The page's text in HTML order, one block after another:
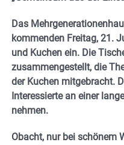
Das
kommenden Freitag, 21.
und Kuchen ein. Die
zusammengestellt, die
der Kuchen mitgebracht.
Interessierte an einer
nehmen.
Obacht, nur bei schönem